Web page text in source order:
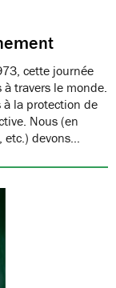
cette journée
travers le monde.
à la protection de
Nous (en
devons…